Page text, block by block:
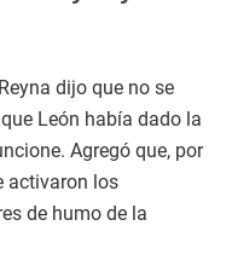
dijo que no se
León había dado la
Agregó que, por
activaron los
de humo de la